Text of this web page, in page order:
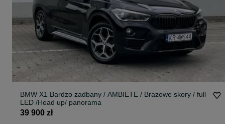
BMW X1 Bardzo zadbany / AMBIETE / Brazowe skory / full
LED /Head up/ panorama
39 900 zł